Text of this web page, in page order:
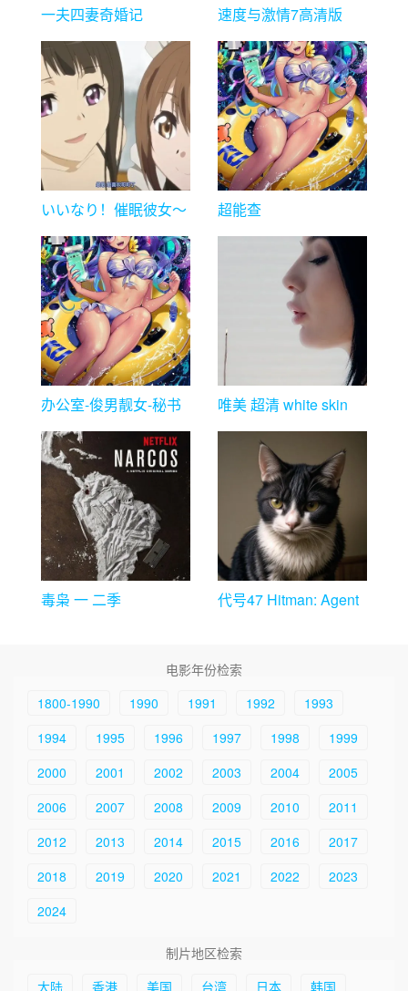
一夫四妻奇婚记 速度与激情7高清版
いいなり！催眠彼女～
活！！
超能查
办公室-俊男靓女-秘书
唯美 超清 white skin
毒枭 一 二季
代号47 Hitman: Agent
电影年份检索
1800-1990
1990 1991 1992
1993
1994
1995 1996 1997 1998
1999
2000
2001 2002 2003 2004
2005
2006
2007 2008 2009 2010
2011
2012
2013 2014 2015 2016
2017
2018
2019 2020 2021 2022
2023
2024
制片地区检索
大陆
香港 美国 台湾 日本 韩国